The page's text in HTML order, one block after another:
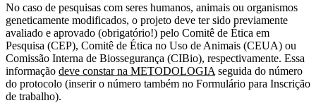
No caso de pesquisas com seres humanos, animais ou organismos
geneticamente modificados, o projeto deve ter sido previamente
avaliado e aprovado (obrigatório!) pelo Comitê de Ética em
Pesquisa (CEP), Comitê de Ética no Uso de Animais (CEUA) ou
Comissão Interna de Biossegurança (CIBio), respectivamente. Essa
informação deve constar na METODOLOGIA seguida do número
do protocolo (inserir o número também no Formulário para Inscrição
de trabalho).